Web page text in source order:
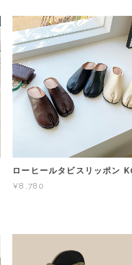
ローヒールタビスリッポン
¥8,780